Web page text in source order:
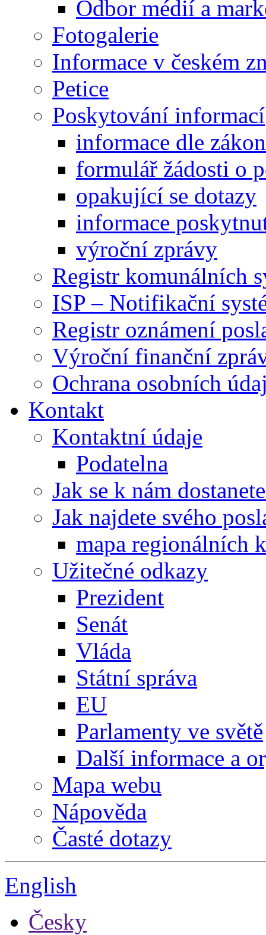
Odbor médií a
Fotogalerie
Informace v českém
Petice
Poskytování informací
informace dle
formulář žádosti o
opakující se dotazy
informace
výroční zprávy
Registr komunálních
ISP – Notifikační
Registr oznámení
Výroční finanční
Ochrana osobních
Kontakt
Kontaktní údaje
Podatelna
Jak se k nám
Jak najdete svého
mapa regionálních
Užitečné odkazy
Prezident
Senát
Vláda
Státní správa
EU
Parlamenty ve světě
Další informace a
Mapa webu
Nápověda
Časté dotazy
English
Česky